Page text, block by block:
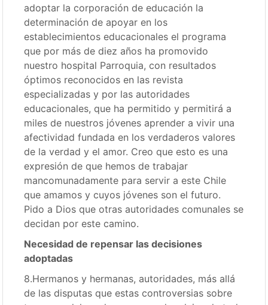
adoptar la corporación de educación la
determinación de apoyar en los
establecimientos educacionales el programa
que por más de diez años ha promovido
nuestro hospital Parroquia, con resultados
óptimos reconocidos en las revista
especializadas y por las autoridades
educacionales, que ha permitido y permitirá a
miles de nuestros jóvenes aprender a vivir una
afectividad fundada en los verdaderos valores
de la verdad y el amor. Creo que esto es una
expresión de que hemos de trabajar
mancomunadamente para servir a este Chile
que amamos y cuyos jóvenes son el futuro.
Pido a Dios que otras autoridades comunales se
decidan por este camino.
Necesidad de repensar las decisiones
adoptadas
8.Hermanos y hermanas, autoridades, más allá
de las disputas que estas controversias sobre